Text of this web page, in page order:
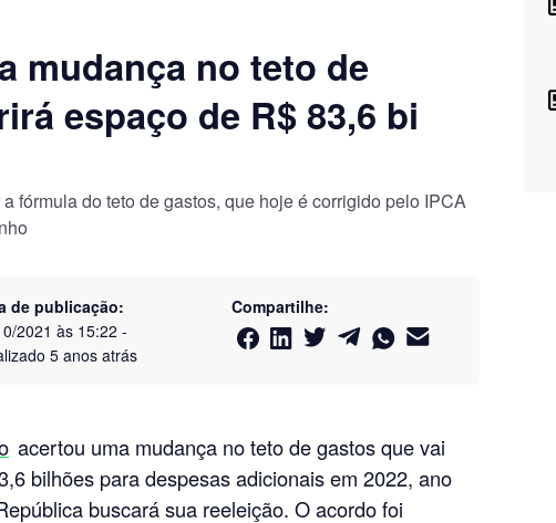
mudança no teto de
espaço de R$ 83,6 bi
fórmula do teto de gastos, que hoje é corrigido pelo IPCA
de publicação:
2021 às 15:22 -
5 anos atrás
Compartilhe:
acertou uma mudança no teto de gastos que vai
bilhões para despesas adicionais em 2022, ano
buscará sua reeleição. O acordo foi